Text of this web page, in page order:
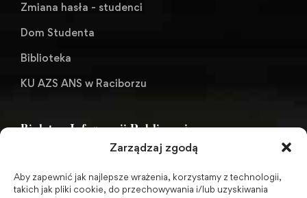
Zarządzaj zgodą
Aby zapewnić jak najlepsze wrażenia, korzystamy z technologii,
takich jak pliki cookie, do przechowywania i/lub uzyskiwania
Zmiana hasła - studenci
Dom Studenta
Biblioteka
KU AZS ANS w Raciborzu
Biuletyn Informacji Publicznej
BIP - Biuletyn Informacji Publicznej PWSZ -